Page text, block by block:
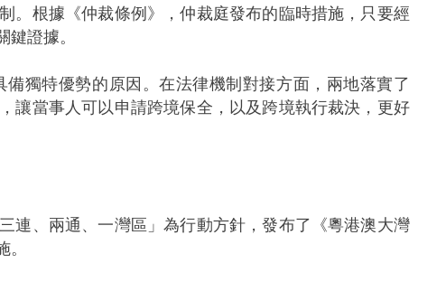
根據《仲裁條例》，仲裁庭發布的臨時措施，只要經
證據。
獨特優勢的原因。在法律機制對接方面，兩地落實了
讓當事人可以申請跨境保全，以及跨境執行裁決，更好
、兩通、一灣區」為行動方針，發布了《粵港澳大灣